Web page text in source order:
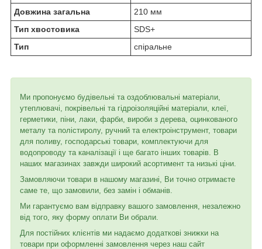
Довжина загальна
210 мм
Тип хвостовика
SDS+
Тип
спіральне
Ми пропонуємо будівельні та оздоблювальні матеріали,
утеплювачі, покрівельні та гідроізоляційні матеріали, клеї,
герметики, піни, лаки, фарби, вироби з дерева, оцинкованого
металу та полістиролу, ручний та електроінструмент, товари
для поливу, господарські товари, комплектуючи для
водопроводу та каналізації і ще багато інших товарів. В
наших магазинах завжди широкий асортимент та низькі ціни.
Замовляючи товари в нашому магазині, Ви точно отримаєте
саме те, що замовили, без замін і обманів.
Ми гарантуємо вам відправку вашого замовлення, незалежно
від того, яку форму оплати Ви обрали.
Для постійних клієнтів ми надаємо додаткові знижки на
товари при оформленні замовлення через наш сайт